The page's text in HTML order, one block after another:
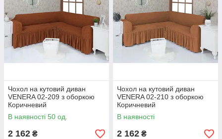
Чохол на кутовий диван
VENERA 02-209 з оборкою
Коричневий
В наявності 50 од.
2 162 ₴
Чохол на кутовий диван
VENERA 02-210 з оборкою
Коричневий
В наявності
2 162 ₴